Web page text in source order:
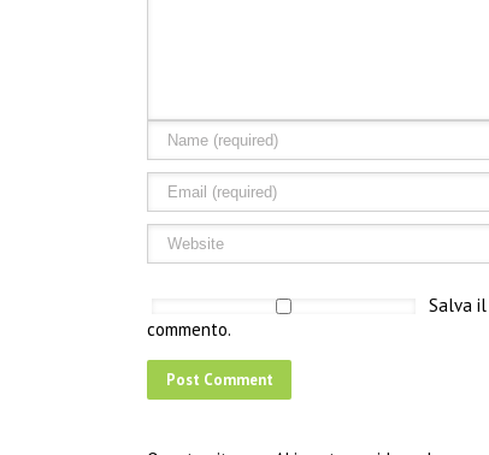
Salva
commento.